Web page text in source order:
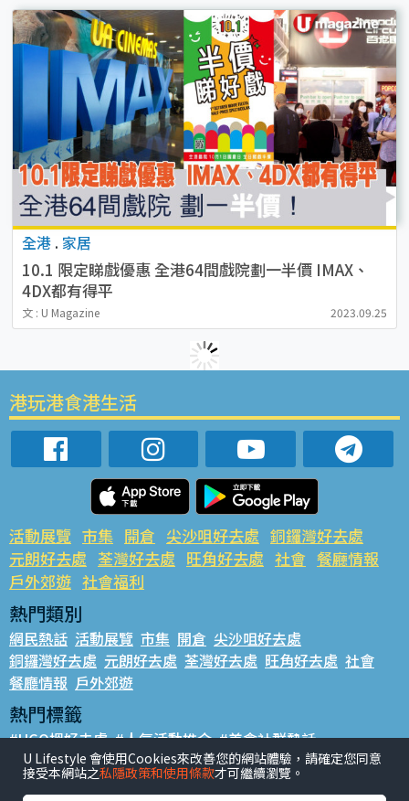
全港 . 家居
10.1 限定睇戲優惠 全港64間戲院劃一半價 IMAX、
4DX都有得平
文 : U Magazine 2023.09.25
港玩港食港生活
活動展覽 市集 開倉 尖沙咀好去處 銅鑼灣好去處
元朗好去處 荃灣好去處 旺角好去處 社會 餐廳情報
戶外郊遊 社會福利
熱門類別
網民熱話 活動展覽 市集 開倉 尖沙咀好去處
銅鑼灣好去處 元朗好去處 荃灣好去處 旺角好去處 社會
餐廳情報 戶外郊遊
熱門標籤
#UGO搵好去處 #人氣活動推介 #美食社群熱話
#親子玩樂好去處 #ULifestyle應用程式 #限時搶
#UJetso禮物放送 #ULifestyle商戶中心 #著數
U Lifestyle 會使用Cookies來改善您的網站體驗，請確定您同意
接受本網站之私隱政策和使用條款才可繼續瀏覽。